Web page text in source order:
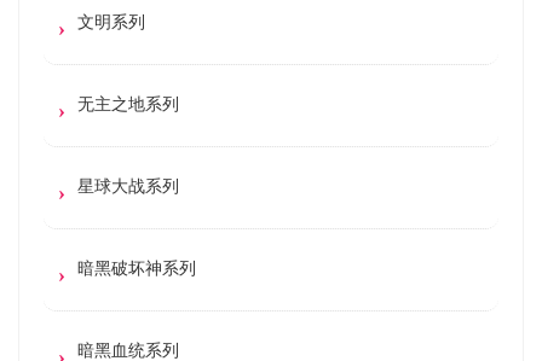
文明系列
无主之地系列
星球大战系列
暗黑破坏神系列
暗黑血统系列